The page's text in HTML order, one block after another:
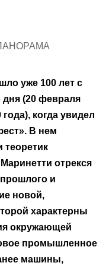
уже 100 лет с
дня (20 февраля
года), когда увидел
В нем
теоретик
отрекся
и
новой,
характерны
окружающей
промышленное
машины,